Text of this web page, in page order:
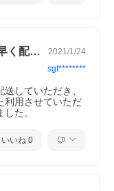
満足のいくものでした。また、素早く配送… 2021/1/24
sgt********
していただき、
利用させていただ
た。
いいね 0